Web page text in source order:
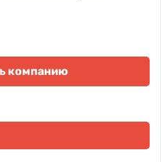
компанию